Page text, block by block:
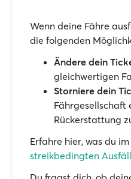
Wenn deine Fähre
die folgenden
Ändere dein
gleichwertigen
Storniere dein
Fährgesellschaft
Rückerstattung
Erfahre hier, was du
streikbedingten